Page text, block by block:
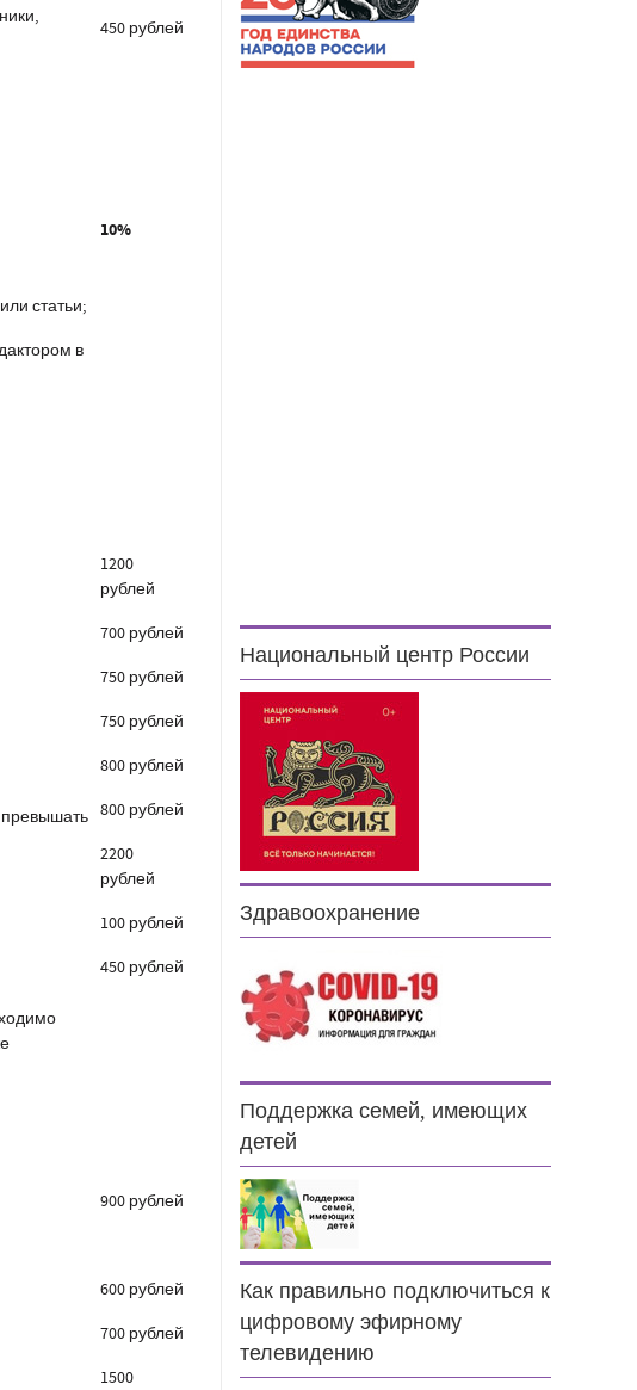
450 рублей
статьи;
в
10%
1200
рублей
700 рублей
750 рублей
750 рублей
800 рублей
800 рублей
2200
рублей
100 рублей
450 рублей
900 рублей
600 рублей
700 рублей
1500
Национальный центр России
Здравоохранение
Поддержка семей, имеющих
детей
Как правильно подключиться к
цифровому эфирному
телевидению